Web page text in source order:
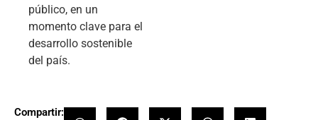
público, en un
momento clave para el
desarrollo sostenible
del país.
Compartir: